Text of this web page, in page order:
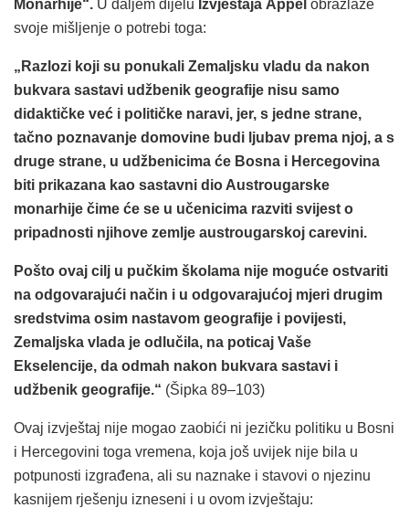
Monarhije“. U daljem dijelu Izvještaja Appel obrazlaže
svoje mišljenje o potrebi toga:
„Razlozi koji su ponukali Zemaljsku vladu da nakon
bukvara sastavi udžbenik geografije nisu samo
didaktičke već i političke naravi, jer, s jedne strane,
tačno poznavanje domovine budi ljubav prema njoj, a s
druge strane, u udžbenicima će Bosna i Hercegovina
biti prikazana kao sastavni dio Austrougarske
monarhije čime će se u učenicima razviti svijest o
pripadnosti njihove zemlje austrougarskoj carevini.
Pošto ovaj cilj u pučkim školama nije moguće ostvariti
na odgovarajući način i u odgovarajućoj mjeri drugim
sredstvima osim nastavom geografije i povijesti,
Zemaljska vlada je odlučila, na poticaj Vaše
Ekselencije, da odmah nakon bukvara sastavi i
udžbenik geografije.“ (Šipka 89–103)
Ovaj izvještaj nije mogao zaobići ni jezičku politiku u Bosni
i Hercegovini toga vremena, koja još uvijek nije bila u
potpunosti izgrađena, ali su naznake i stavovi o njezinu
kasnijem rješenju izneseni i u ovom izvještaju: